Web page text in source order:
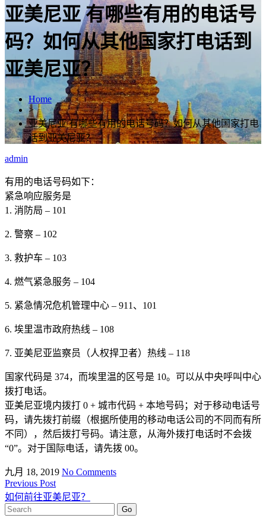
亚美尼亚 有哪些有用的电话号
码？如何从其他国家打电话到
亚美尼亚？
Home
>
亚美尼亚 有哪些有用的电话号码？如何从其他国家打电
话到亚美尼亚？
admin
有用的电话号码如下：
紧急响应服务是
1. 消防局 – 101
2. 警察 – 102
3. 救护车 – 103
4. 燃气紧急服务 – 104
5. 紧急情况危机管理中心 – 911、101
6. 埃里温市政府热线 – 108
7. 亚美尼亚监察员（人权捍卫者）热线 – 118
国家代码是 374，而埃里温的区号是 10。可以从中央呼叫中心
拨打电话。
亚美尼亚境内拨打 0 + 城市代码 + 本地号码；对于移动电话号
码，请先拨打前缀（根据所使用的移动电话公司的不同而有所
不同），然后拨打号码。请注意，从海外拨打电话时不会拨
“0”。对于国际电话，请先拨 00。
九月 18, 2019 No Comments
Previous Post
如何前往亚美尼亚？
Search